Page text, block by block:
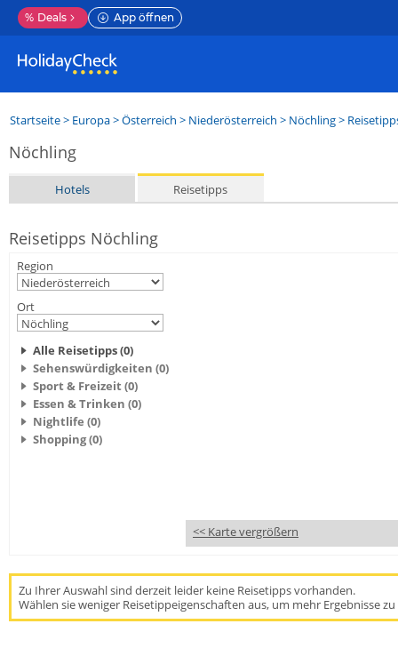
% Deals App öffnen
Startseite> Europa>Österreich > Niederösterreich > Nöchling>
Nöchling
Hotels Reisetipps
Reisetipps Nöchling
Region
Ort
Alle Reisetipps (0)
Sehenswürdigkeiten (0)
Sport & Freizeit (0)
Essen & Trinken (0)
Nightlife (0)
Shopping (0)
<< Karte vergrößern
Zu Ihrer Auswahl sind derzeit leider keine Reisetipps vorhanden.
Wählen sie weniger Reisetippeigenschaften aus, um mehr Ergebnisse